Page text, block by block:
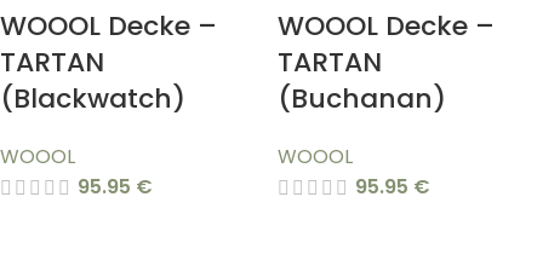
WOOOL Decke –
TARTAN
(Blackwatch)
WOOOL
95.95 €
WOOOL Decke –
TARTAN
(Buchanan)
WOOOL
95.95 €